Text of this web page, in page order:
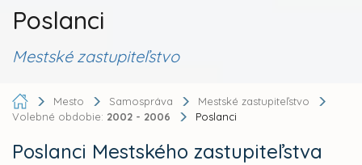
Poslanci
Mestské zastupiteľstvo
Mesto Samospráva
Mestské zastupiteľstvo
Volebné obdobie: 2002 - 2006 Poslanci
Poslanci Mestského zastupiteľstva